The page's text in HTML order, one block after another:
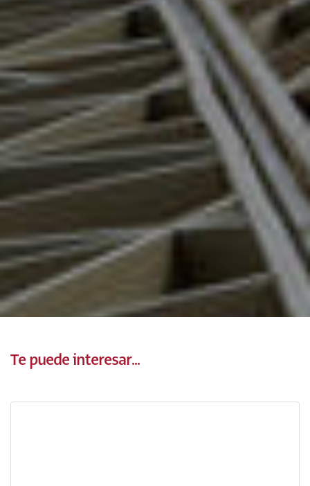
Te puede interesar...